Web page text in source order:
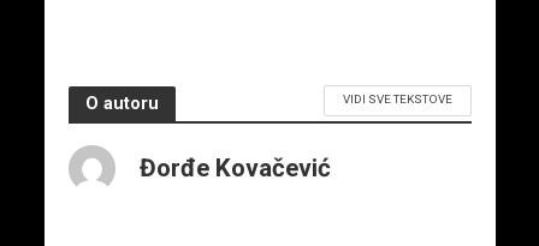
O autoru VIDI SVE TEKSTOVE
Đorđe Kovačević